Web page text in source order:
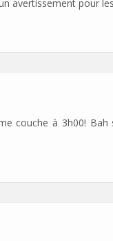
avertissement pour
couche à 3h00! Bah